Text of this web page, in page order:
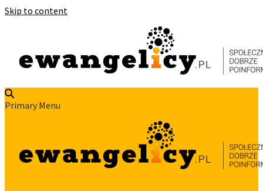
Skip to content
Primary Menu